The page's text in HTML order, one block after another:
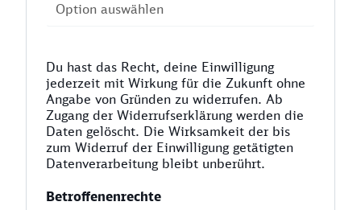
Du hast das Recht, deine Einwilligung
jederzeit mit Wirkung für die Zukunft ohne
Angabe von Gründen zu widerrufen. Ab
Zugang der Widerrufserklärung werden die
Daten gelöscht. Die Wirksamkeit der bis
zum Widerruf der Einwilligung getätigten
Datenverarbeitung bleibt unberührt.
Betroffenenrechte